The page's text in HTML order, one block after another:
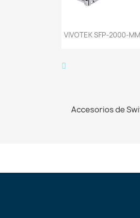
Vista rápida
VIVOTEK SFP-2000-
Accesorios de